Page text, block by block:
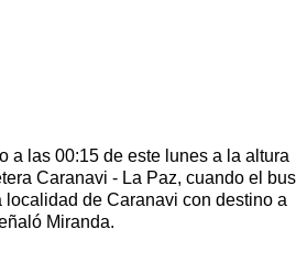
a las 00:15 de este lunes a la altura
Caranavi - La Paz, cuando el bus
de Caranavi con destino a
Miranda.